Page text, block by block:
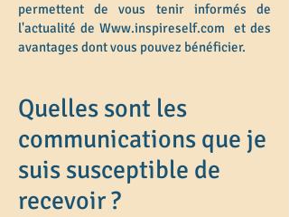
permettent de vous tenir informés de
l'actualité de Www.inspireself.com et des
avantages dont vous pouvez bénéficier.
Quelles sont les
communications que je
suis susceptible de
recevoir ?